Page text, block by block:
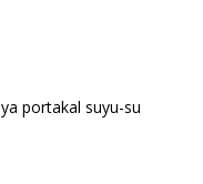
portakal suyu-su